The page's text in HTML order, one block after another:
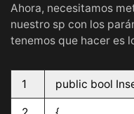
Ahora, necesitamos
nuestro sp con los
tenemos que hacer es
1 public bool